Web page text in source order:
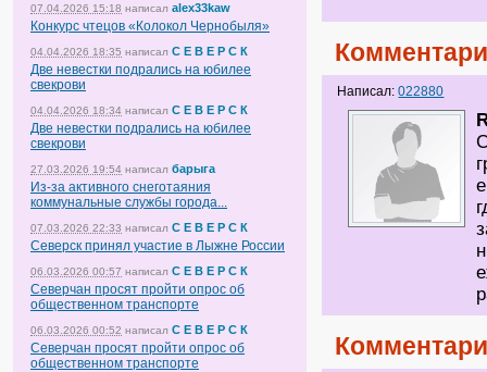
07.04.2026 15:18 написал alex33kaw
Конкурс чтецов «Колокол Чернобыля»
04.04.2026 18:35 написал С Е В Е Р С К
Две невестки подрались на юбилее
свекрови
04.04.2026 18:34 написал С Е В Е Р С К
Две невестки подрались на юбилее
свекрови
27.03.2026 19:54 написал барыга
Из-за активного снеготаяния
коммунальные службы города...
07.03.2026 22:33 написал С Е В Е Р С К
Северск принял участие в Лыжне России
06.03.2026 00:57 написал С Е В Е Р С К
Северчан просят пройти опрос об
общественном транспорте
06.03.2026 00:52 написал С Е В Е Р С К
Северчан просят пройти опрос об
общественном транспорте
Написал:022880